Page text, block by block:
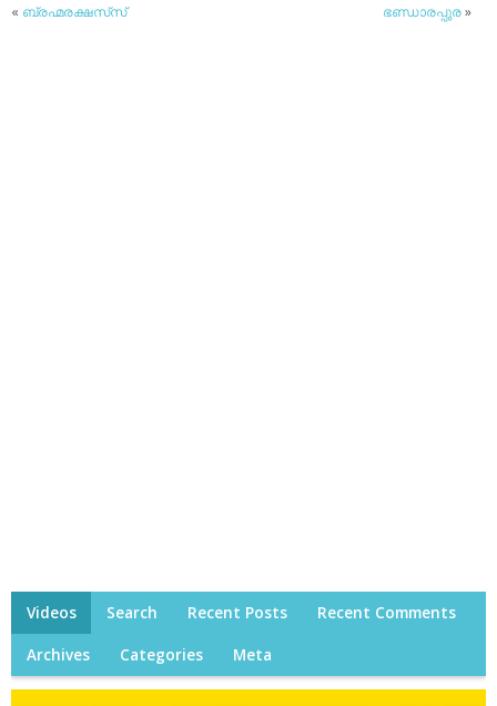
« ബ്രഹ്മരക്ഷസ്‌സ് ഭണ്ഡാരപ്പുര»
Videos Search Recent Posts Recent Comments
Archives Categories Meta